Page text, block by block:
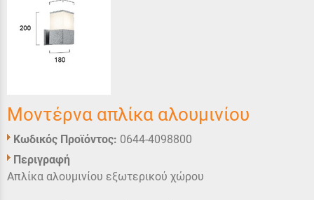
Μοντέρνα απλίκα αλουμινίου
Κωδικός Προϊόντος: 0644-4098800
Περιγραφή
Απλίκα αλουμινίου εξωτερικού χώρου